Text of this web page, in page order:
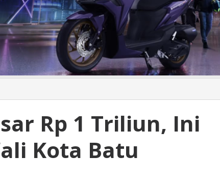
Rp 1 Triliun, Ini
Kota Batu